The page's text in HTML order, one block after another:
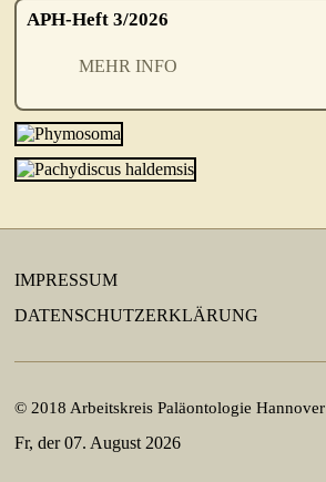
APH-Heft 3/2026
MEHR INFO
IMPRESSUM
DATENSCHUTZERKLÄRUNG
© 2018 Arbeitskreis Paläontologie Hannover
Fr, der 07. August 2026